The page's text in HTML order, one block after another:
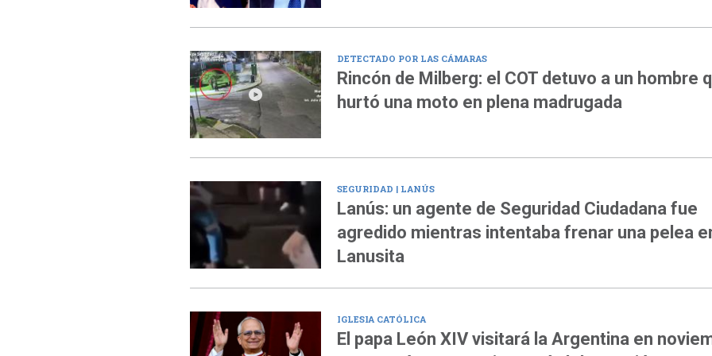
DETECTADO POR LAS CÁMARAS
Rincón de Milberg: el COT detuvo a un hombre
hurtó una moto en plena madrugada
SEGURIDAD | LANÚS
Lanús: un agente de Seguridad Ciudadana fue
agredido mientras intentaba frenar una pelea
Lanusita
IGLESIA CATÓLICA
El papa León XIV visitará la Argentina en